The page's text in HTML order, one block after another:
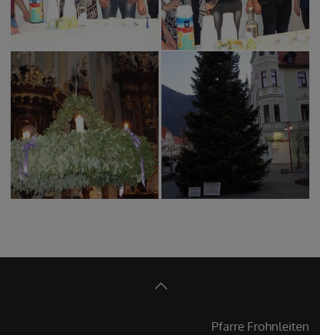
Pfarre Frohnleiten